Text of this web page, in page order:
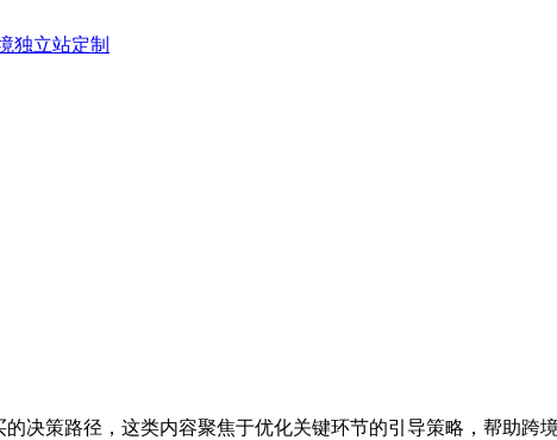
独立站定制
决策路径，这类内容聚焦于优化关键环节的引导策略，帮助